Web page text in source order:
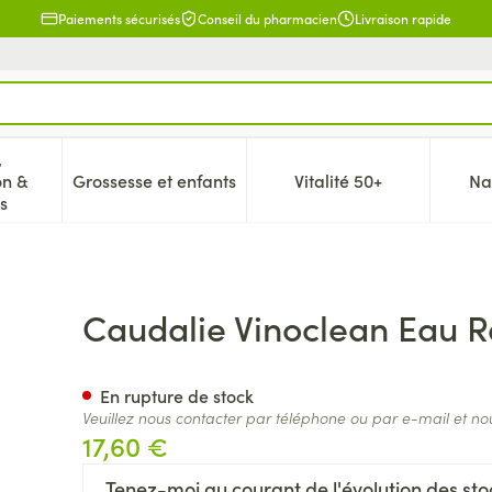
Paiements sécurisés Conseil du pharmacien Livraison rapide
catégorie Beauté, soins et hygiène
& le sous-menu pour la catégorie Régime, alimentation &
Grossesse et enfantsAfficher le sous-menu pour la catégorie
Vitalité 50+Afficher le sous-
Micell. Demaq. 200ml
Caudalie Vinoclean Eau
17,60 €
En rupture de stock
Veuillez nous contacter par téléphone ou par e-mail et